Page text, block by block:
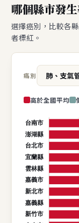
哪個縣市發
選擇癌別，比較各
者標紅。
癌別
高於全國平均